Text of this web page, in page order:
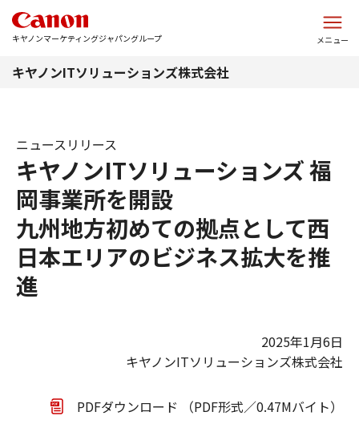
キヤノンマーケティングジャパングループ メニュー
キヤノンITソリューションズ株式会社
キヤノンITソリューションズ 福
岡事業所を開設
九州地方初めての拠点として西
日本エリアのビジネス拡大を推
進
ニュースリリース
2025年1月6日
キヤノンITソリューションズ株式会社
PDFダウンロード （PDF形式／0.47Mバイト）